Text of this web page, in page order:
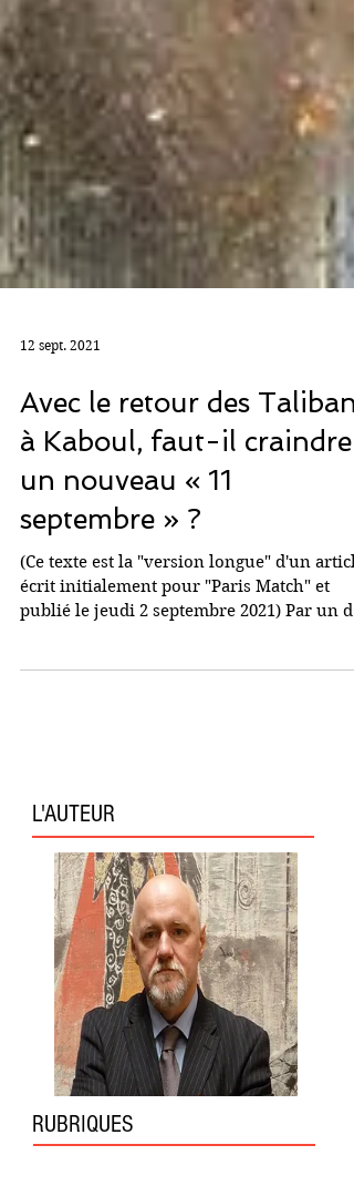
Avec le retour des Taliban
à Kaboul, faut-il craindre
un nouveau « 11
septembre » ?
(Ce texte est la "version longue" d'un article
écrit initialement pour "Paris Match" et
ces...
L'AUTEUR